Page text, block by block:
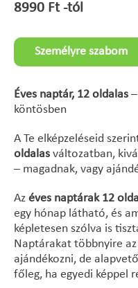
8990 Ft-tól
Személyre szabom
Éves naptár, 12 oldalas
köntösben
A Te elképzeléseid
oldalas változatban,
– magadnak, vagy
Az éves naptárak 12
egy hónap látható, és
képletesen szólva is
Naptárakat többnyire
ajándékozni, de
főleg, ha egyedi képpel